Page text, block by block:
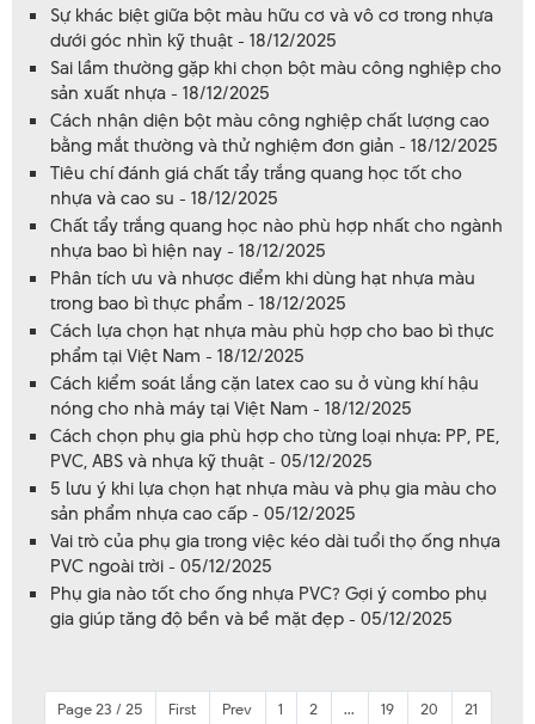
Sự khác biệt giữa bột màu hữu cơ và vô cơ trong nhựa
dưới góc nhìn kỹ thuật - 18/12/2025
Sai lầm thường gặp khi chọn bột màu công nghiệp cho
sản xuất nhựa - 18/12/2025
Cách nhận diện bột màu công nghiệp chất lượng cao
bằng mắt thường và thử nghiệm đơn giản - 18/12/2025
Tiêu chí đánh giá chất tẩy trắng quang học tốt cho
nhựa và cao su - 18/12/2025
Chất tẩy trắng quang học nào phù hợp nhất cho ngành
nhựa bao bì hiện nay - 18/12/2025
Phân tích ưu và nhược điểm khi dùng hạt nhựa màu
trong bao bì thực phẩm - 18/12/2025
Cách lựa chọn hạt nhựa màu phù hợp cho bao bì thực
phẩm tại Việt Nam - 18/12/2025
Cách kiểm soát lắng cặn latex cao su ở vùng khí hậu
nóng cho nhà máy tại Việt Nam - 18/12/2025
Cách chọn phụ gia phù hợp cho từng loại nhựa: PP, PE,
PVC, ABS và nhựa kỹ thuật - 05/12/2025
5 lưu ý khi lựa chọn hạt nhựa màu và phụ gia màu cho
sản phẩm nhựa cao cấp - 05/12/2025
Vai trò của phụ gia trong việc kéo dài tuổi thọ ống nhựa
PVC ngoài trời - 05/12/2025
Phụ gia nào tốt cho ống nhựa PVC? Gợi ý combo phụ
gia giúp tăng độ bền và bề mặt đẹp - 05/12/2025
Page 23 / 25 First Prev 1 2 ... 19 20
21